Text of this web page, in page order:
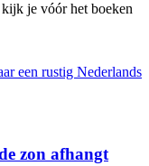
je vóór het boeken
zon afhangt